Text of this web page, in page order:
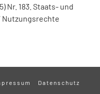
Nr. 183. Staats- und
Datenschutz